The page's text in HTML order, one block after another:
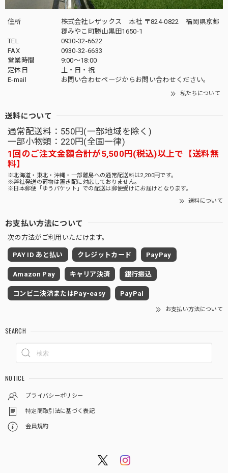
住所
株式会社レザックス 本社 〒824-0822 福岡県京都
郡みやこ町勝山黒田1650-1
TEL
0930-32-6622
FAX
0930-32-6633
営業時間
9:00〜18:00
定休日
土・日・祝
E-mail
お問い合わせページからお問い合わせください。
私たちについて
送料について
通常配送料：550円(一部地域を除く)
一部小物類：220円(全国一律)
1回のご注文金額合計が5,500円(税込)以上で【送料無
料】
※北海道・東北・沖縄・一部離島への通常配送料は2,200円です。
※弊社発送の荷物は置き配に対応しておりません。
※日本郵便「ゆうパケット」での配送は郵便受けにお届けとなります。
送料について
お支払い方法について
次の方法がご利用いただけます。
PAY ID あと払い クレジットカード PayPay
Amazon Pay キャリア決済 銀行振込
コンビニ決済またはPay-easy PayPal
お支払い方法について
SEARCH
NOTICE
プライバシーポリシー
特定商取引法に基づく表記
会員規約